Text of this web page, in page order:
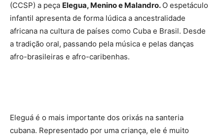
(CCSP) a peça Elegua, Menino e Malandro. O espetáculo
infantil apresenta de forma lúdica a ancestralidade
africana na cultura de países como Cuba e Brasil. Desde
a tradição oral, passando pela música e pelas danças
afro-brasileiras e afro-caribenhas.
Eleguá é o mais importante dos orixás na santeria
cubana. Representado por uma criança, ele é muito